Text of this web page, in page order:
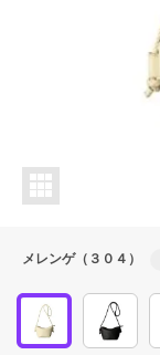
メレンゲ（３０４）